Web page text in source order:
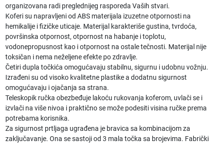
organizovana radi preglednijeg rasporeda Vaših stvari.
Koferi su napravljeni od ABS materijala izuzetne otpornosti na
hemikalije i fizičke uticaje. Materijal karakteriše gustina, tvrdoća,
površinska otpornost, otpornost na habanje i toplotu,
vodonepropusnost kao i otpornost na ostale tečnosti. Materijal nije
toksičan i nema neželjene efekte po zdravlje.
Četiri dupla točkića omogućavaju stabilnu, sigurnu i udobnu vožnju.
Izrađeni su od visoko kvalitetne plastike a dodatnu sigurnost
omogućavaju i ojačanja sa strana.
Teleskopik ručka obezbeđuje lakoću rukovanja koferom, uvlači se i
izvlači na više nivoa i praktično se može podesiti visina ručke prema
potrebama korisnika.
Za sigurnost prtljaga ugrađena je bravica sa kombinacijom za
zaključavanje. Ona se sastoji od 3 mala točka sa brojevima. Fabrički